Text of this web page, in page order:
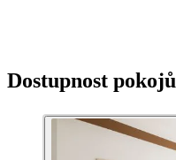
Dostupnost pokojů